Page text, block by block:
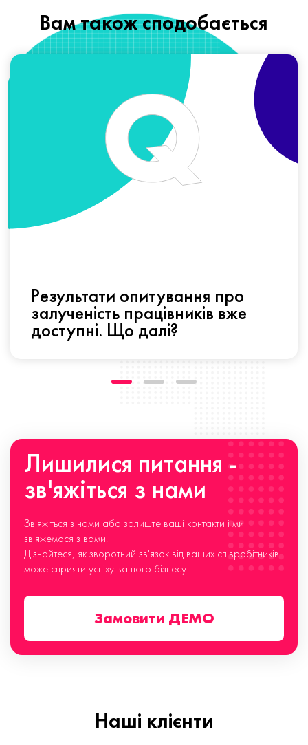
Вам також сподобається
Результати опитування про
залученість працівників вже
доступні. Що далі?
Лишилися питання -
зв'яжіться з нами
Зв'яжіться з нами або залиште ваші контакти і ми
зв'яжемося з вами.
Дізнайтеся, як зворотний зв'язок від ваших співробітників
може сприяти успіху вашого бізнесу
Замовити ДЕМО
Наші клієнти